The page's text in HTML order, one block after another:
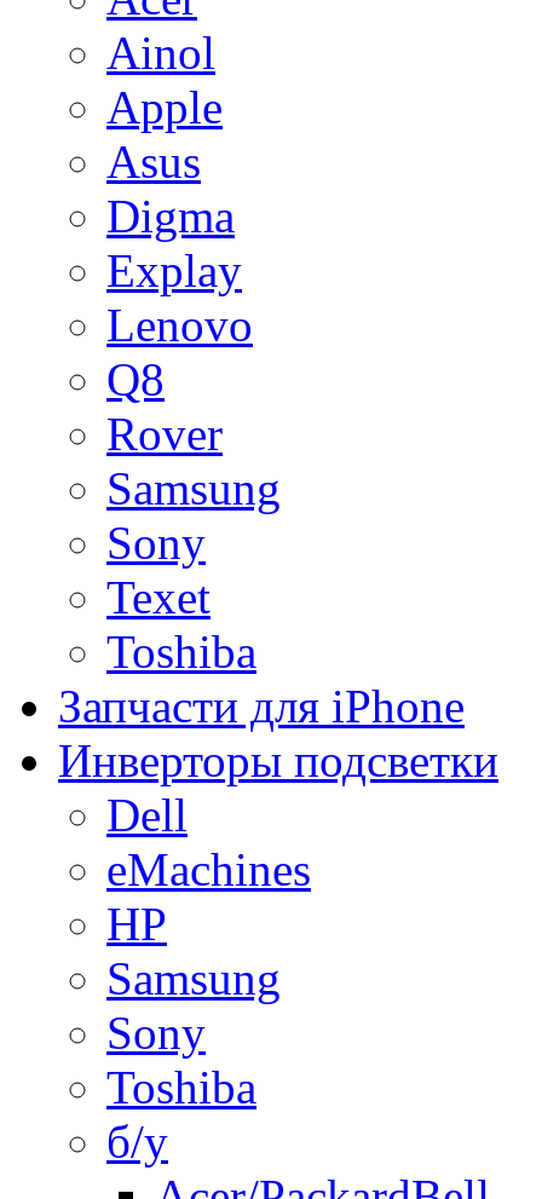
Ainol
Apple
Asus
Digma
Explay
Lenovo
Q8
Rover
Samsung
Sony
Texet
Toshiba
Запчасти для iPhone
Инверторы подсветки
Dell
eMachines
HP
Samsung
Sony
Toshiba
б/у